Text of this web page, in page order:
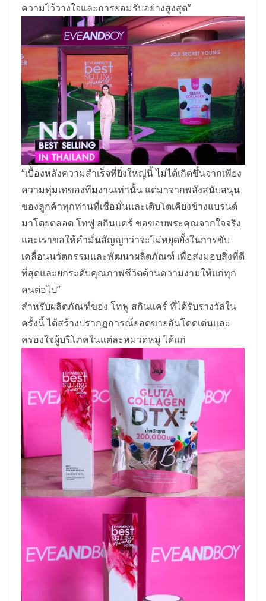
ความไว้วางใจและการยอมรับอย่างสูงสุด”
“เบื้องหลังความสำเร็จที่ยิ่งใหญ่นี้ ไม่ได้เกิดขึ้นจากเพียง
ความทุ่มเทของทีมงานเท่านั้น แต่มาจากพลังสนับสนุน
ของลูกค้าทุกท่านที่เชื่อมั่นและเติบโตเคียงข้างแบรนด์
มาโดยตลอด โทฟู สกินแคร์ ขอขอบพระคุณจากใจจริง
และเราขอให้คำมั่นสัญญาว่าจะไม่หยุดยั้งในการขับ
เคลื่อนนวัตกรรมและพัฒนาผลิตภัณฑ์ เพื่อส่งมอบสิ่งที่ดี
ที่สุดและยกระดับคุณภาพชีวิตด้านความงามให้แก่ทุก
คนต่อไป”
สำหรับผลิตภัณฑ์ของ โทฟู สกินแคร์ ที่ได้รับรางวัลใน
ครั้งนี้ ได้สร้างปรากฏการณ์ยอดขายอันโดดเด่นและ
ครองใจผู้บริโภคในแต่ละหมวดหมู่ ได้แก่